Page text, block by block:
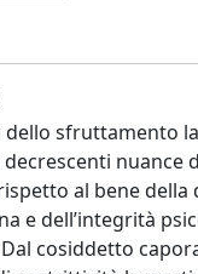
sfruttamento
nuance
al bene della
e dell’integrità
cosiddetto